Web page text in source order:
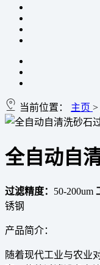
当前位置： 主页 >
全自动自
过滤精度： 50-200um
锈钢
产品简介：
随着现代工业与农业